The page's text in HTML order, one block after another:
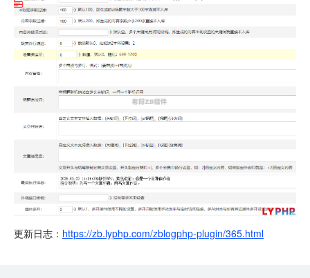
更新日志： https://zb.lyphp.com/zblogphp-plugin/365.html